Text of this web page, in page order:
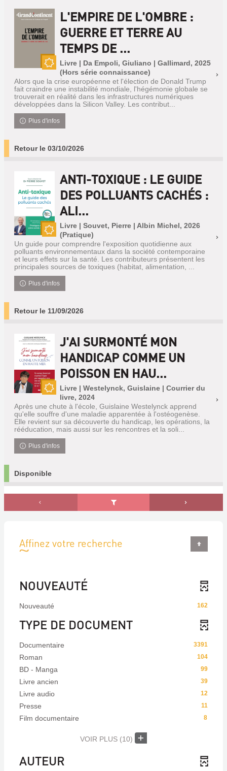
L'EMPIRE DE L'OMBRE :
GUERRE ET TERRE AU
TEMPS DE ...
Livre | Da Empoli, Giuliano | Gallimard, 2025
(Hors série connaissance)
Alors que la crise européenne et l'élection de Donald Trump
fait craindre une instabilité mondiale, l'hégémonie globale se
trouverait en réalité dans les infrastructures numériques
développées dans la Silicon Valley. Les contribut...
Plus d'infos
Retour le 03/10/2026
Nouveauté
ANTI-TOXIQUE : LE GUIDE
DES POLLUANTS CACHÉS :
ALI...
Livre | Souvet, Pierre | Albin Michel, 2026
(Pratique)
Un guide pour comprendre l'exposition quotidienne aux
polluants environnementaux dans la société contemporaine
et leurs effets sur la santé. Les contributeurs présentent les
principales sources de toxiques (habitat, alimentation, ...
Plus d'infos
Retour le 11/09/2026
J'AI SURMONTÉ MON
HANDICAP COMME UN
POISSON EN HAU...
Livre | Westelynck, Guislaine | Courrier du
livre, 2024
Après une chute à l'école, Guislaine Westelynck apprend
qu'elle souffre d'une maladie apparentée à l'ostéogenèse.
Elle revient sur sa découverte du handicap, les opérations, la
rééducation, mais aussi sur les rencontres et la soli...
Plus d'infos
Disponible
Affinez votre recherche
NOUVEAUTÉ
162
Nouveauté
TYPE DE DOCUMENT
3391
Documentaire
104
Roman
99
BD - Manga
39
Livre ancien
12
Livre audio
11
Presse
8
Film documentaire
VOIR PLUS (10)
AUTEUR